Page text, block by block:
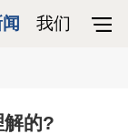
我们
解的?